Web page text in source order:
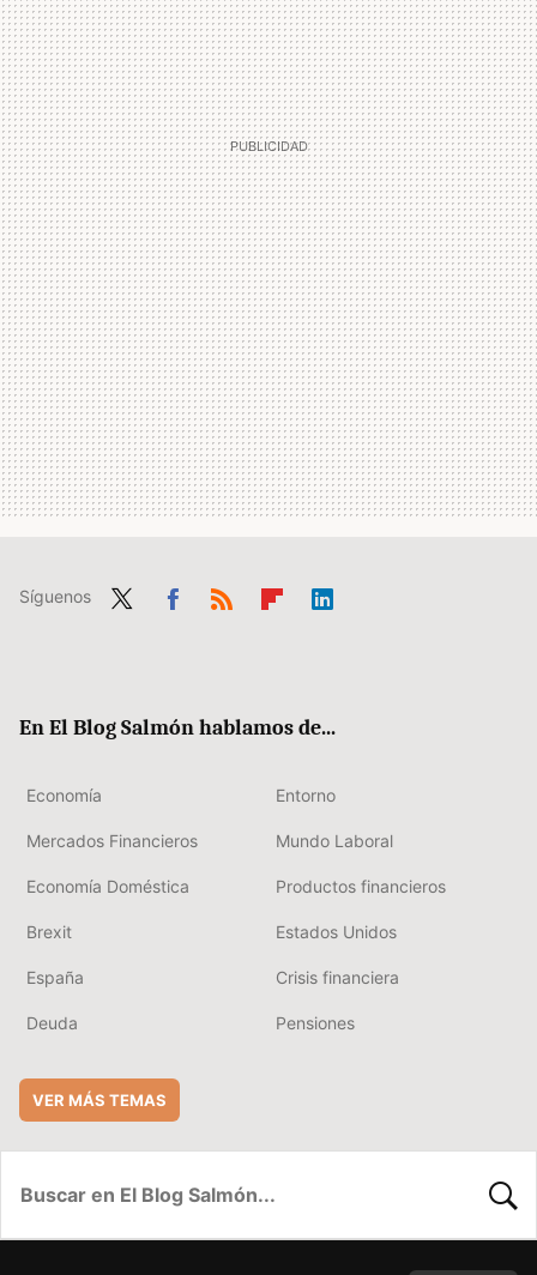
Síguenos
En El Blog Salmón hablamos de...
Economía Entorno
Mercados Financieros Mundo Laboral
Economía Doméstica Productos financieros
Brexit Estados Unidos
España Crisis financiera
Deuda Pensiones
VER MÁS TEMAS